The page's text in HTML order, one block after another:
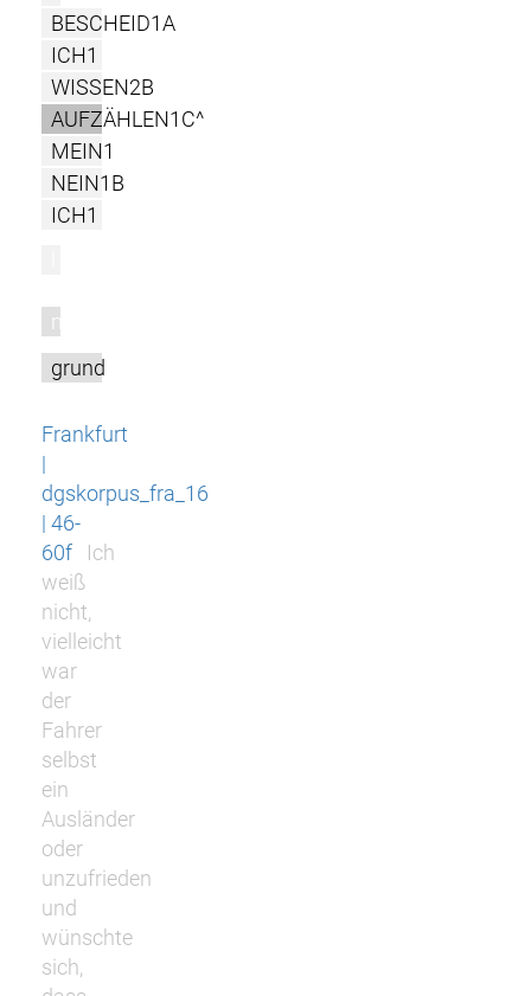
BESCHEID1A
ICH1
WISSEN2B
AUFZÄHLEN1C^
MEIN1
NEIN1B
ICH1
m
grund
Frankfurt
|
dgskorpus_fra_16
| 46-
60f
Ich
weiß
nicht,
vielleicht
war
der
Fahrer
selbst
ein
Ausländer
oder
unzufrieden
und
wünschte
sich,